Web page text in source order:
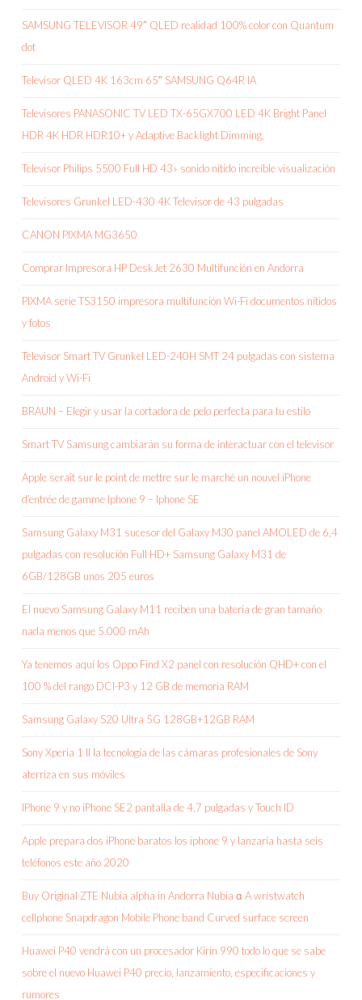
SAMSUNG TELEVISOR 49″ QLED realidad 100% color con Quantum
dot
Televisor QLED 4K 163cm 65″ SAMSUNG Q64R IA
Televisores PANASONIC TV LED TX-65GX700 LED 4K Bright Panel
HDR 4K HDR HDR10+ y Adaptive Backlight Dimming,
Televisor Philips 5500 Full HD 43» sonido nítido increíble visualización
Televisores Grunkel LED-430 4K Televisor de 43 pulgadas
CANON PIXMA MG3650
Comprar Impresora HP DeskJet 2630 Multifunción en Andorra
PIXMA serie TS3150 impresora multifunción Wi-Fi documentos nítidos
y fotos
Televisor Smart TV Grunkel LED-240H SMT 24 pulgadas con sistema
Android y Wi-Fi
BRAUN – Elegir y usar la cortadora de pelo perfecta para tu estilo
Smart TV Samsung cambiarán su forma de interactuar con el televisor
Apple serait sur le point de mettre sur le marché un nouvel iPhone
d’entrée de gamme Iphone 9 – Iphone SE
Samsung Galaxy M31 sucesor del Galaxy M30 panel AMOLED de 6,4
pulgadas con resolución Full HD+ Samsung Galaxy M31 de
6GB/128GB unos 205 euros
El nuevo Samsung Galaxy M11 reciben una batería de gran tamaño
nada menos que 5.000 mAh
Ya tenemos aquí los Oppo Find X2 panel con resolución QHD+ con el
100 % del rango DCI-P3 y 12 GB de memoria RAM
Samsung Galaxy S20 Ultra 5G 128GB+12GB RAM
Sony Xperia 1 II la tecnología de las cámaras profesionales de Sony
aterriza en sus móviles
IPhone 9 y no iPhone SE2 pantalla de 4,7 pulgadas y Touch ID
Apple prepara dos iPhone baratos los iphone 9 y lanzaría hasta seis
teléfonos este año 2020
Buy Original ZTE Nubia alpha in Andorra Nubia α A wristwatch
cellphone Snapdragon Mobile Phone band Curved surface screen
Huawei P40 vendrá con un procesador Kirin 990 todo lo que se sabe
sobre el nuevo Huawei P40 precio, lanzamiento, especificaciones y
rumores